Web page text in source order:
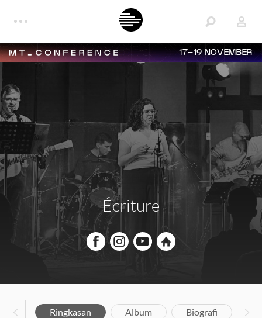
17–19 NOVEMBER
Écriture
Ringkasan Album Biografi